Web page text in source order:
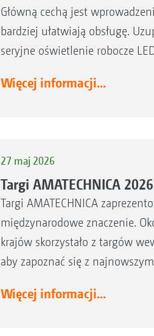
Główną cechą jest
bardziej ułatwiają obsługę.
seryjne oświetlenie robocze
Więcej informacji...
27 maj 2026
Targi AMATECHNICA
Targi AMATECHNICA
międzynarodowe znaczenie.
krajów skorzystało z targów
aby zapoznać się z
Więcej informacji...